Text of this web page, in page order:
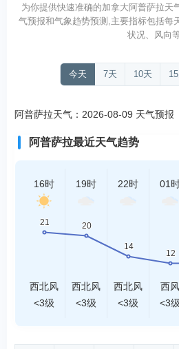
为你提供快速准确的加拿大阿普萨拉天
气预报和气象趋势预测,主要指标包括每
状况、风向
今天 7天 10天
阿普萨拉天气：2026-08-09 天气预报
阿普萨拉最近天气趋势
16时
西北风
<3级
19时
西北风
<3级
22时
西北风
<3级
01
西风
<3级